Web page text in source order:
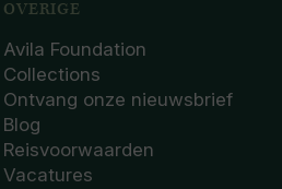
OVERIGE
Avila Foundation
Collections
Ontvang onze nieuwsbrief
Blog
Reisvoorwaarden
Vacatures